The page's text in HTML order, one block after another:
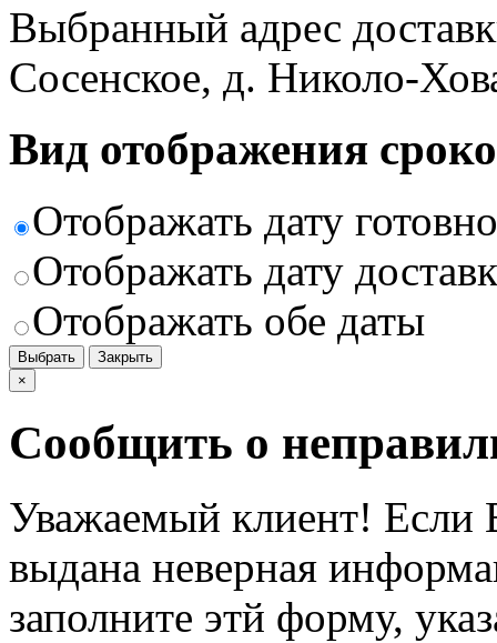
Выбранный адрес
Сосенское, д. Николо-
Вид отображения
Отображать дату
Отображать дату
Отображать обе даты
Выбрать
Закрыть
×
Сообщить о
Уважаемый клиент! Если
выдана неверная
заполните этй форму,